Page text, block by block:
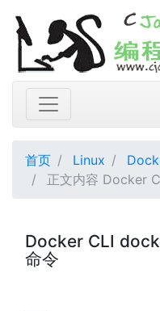
首页 Linux
正文内容 Docker
Docker CLI
命令